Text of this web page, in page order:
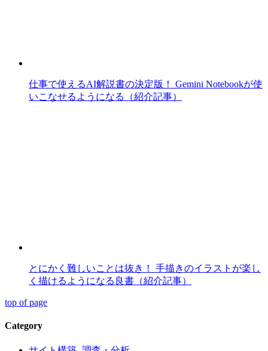
仕事で使えるAI解説書の決定版！ Gemini Notebookが使
いこなせるようになる（紹介記事）
とにかく難しいことは抜き！ 手描きのイラストが楽し
く描けるようになる良書（紹介記事）
top of page
Category